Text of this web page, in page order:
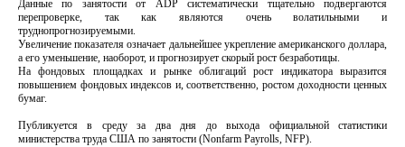
Данные по занятости от ADP систематически тщательно подвергаются
перепроверке, так как являются очень волатильными и
труднопрогнозируемыми.
Увеличение показателя означает дальнейшее укрепление американского доллара,
а его уменьшение, наоборот, и прогнозирует скорый рост безработицы.
На фондовых площадках и рынке облигаций рост индикатора выразится
повышением фондовых индексов и, соответственно, ростом доходности ценных
бумаг.
Публикуется в среду за два дня до выхода официальной статистики
министерства труда США по занятости (Nonfarm Payrolls, NFP).